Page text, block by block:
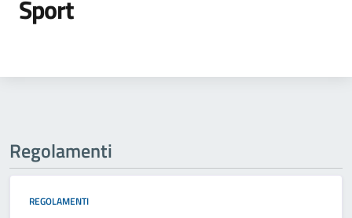
Sport
Regolamenti
REGOLAMENTI